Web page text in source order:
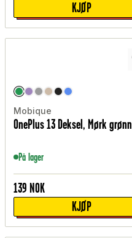
KJØP
Mobique
OnePlus 13 Deksel, Mørk grønn
På lager
139 NOK
KJØP